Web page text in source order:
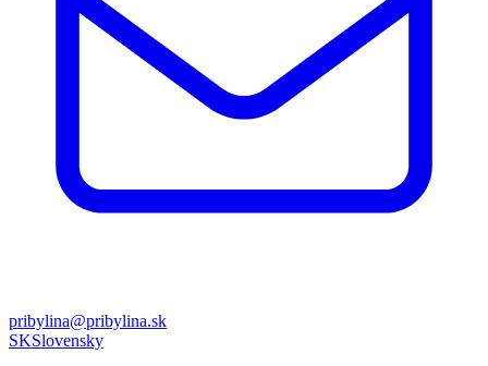
pribylina@pribylina.sk
SKSlovensky